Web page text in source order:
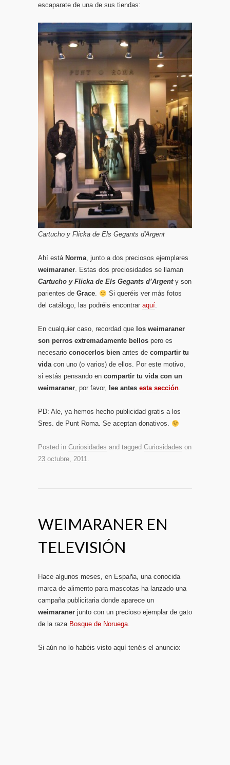
escaparate de una de sus tiendas:
Cartucho y Flicka de Els Gegants d'Argent
Ahí está Norma, junto a dos preciosos ejemplares
weimaraner. Estas dos preciosidades se llaman
Cartucho y Flicka de Els Gegants d’Argenty son
parientes de Grace.
Si queréis ver más fotos
del catálogo, las podréis encontrar aquí.
En cualquier caso, recordad que los weimaraner
son perros extremadamente bellos pero es
necesario conocerlos bien antes de compartir tu
vidacon uno (o varios) de ellos. Por este motivo,
si estás pensando en compartir tu vida con un
weimaraner, por favor, lee antes esta sección.
PD: Ale, ya hemos hecho publicidad gratis a los
Sres. de Punt Roma. Se aceptan donativos.
Posted in Curiosidades and tagged Curiosidades on
23 octubre, 2011.
WEIMARANER EN
TELEVISIÓN
Hace algunos meses, en España, una conocida
marca de alimento para mascotas ha lanzado una
campaña publicitaria donde aparece un
weimaraner junto con un precioso ejemplar de gato
de la raza Bosque de Noruega.
Si aún no lo habéis visto aquí tenéis el anuncio: